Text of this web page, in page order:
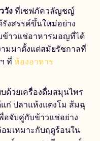
วังที่เชฟภัควลัญชญ์
งสรรค์ขึ้นใหม่อย่าง
ข้าวแช่อาหารมอญที่ได้
มมาตั้งแต่สมัยรัชกาลที่
ที่ ห้องอาหาร
ด้วยเครื่องดื่มสมุนไพร
ก่ ปลาแห้งแตงโม ส้มฉุ
อจับคู่กับข้าวแช่อย่าง
มเหมาะกับฤดูร้อนใน